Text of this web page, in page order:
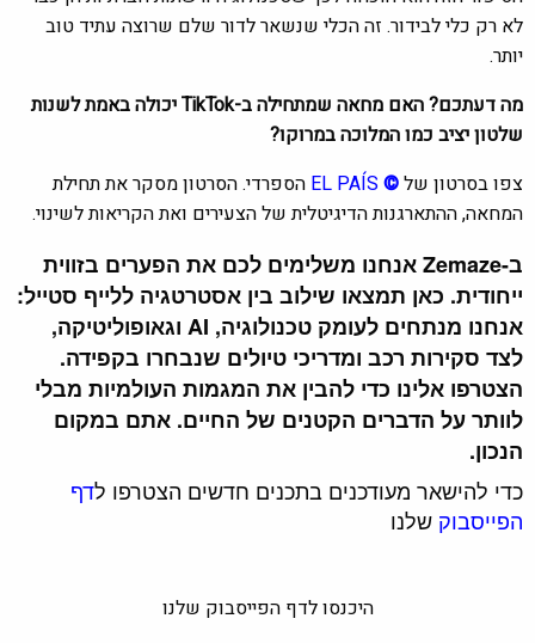
לא רק כלי לבידור. זה הכלי שנשאר לדור שלם שרוצה עתיד טוב
יותר.
מה דעתכם? האם מחאה שמתחילה ב-TikTok יכולה באמת לשנות
שלטון יציב כמו המלוכה במרוקו?
צפו בסרטון של©
EL PAÍSהספרדי. הסרטון מסקר את תחילת
המחאה, ההתארגנות הדיגיטלית של הצעירים ואת הקריאות לשינוי.
ב-Zemaze אנחנו משלימים לכם את הפערים בזווית
ייחודית. כאן תמצאו שילוב בין אסטרטגיה ללייף סטייל:
אנחנו מנתחים לעומק טכנולוגיה, AI וגאופוליטיקה,
לצד סקירות רכב ומדריכי טיולים שנבחרו בקפידה.
הצטרפו אלינו כדי להבין את המגמות העולמיות מבלי
לוותר על הדברים הקטנים של החיים. אתם במקום
הנכון.
כדי להישאר מעודכנים בתכנים חדשים הצטרפו ל דף
הפייסבוקשלנו
היכנסו לדף הפייסבוק שלנו